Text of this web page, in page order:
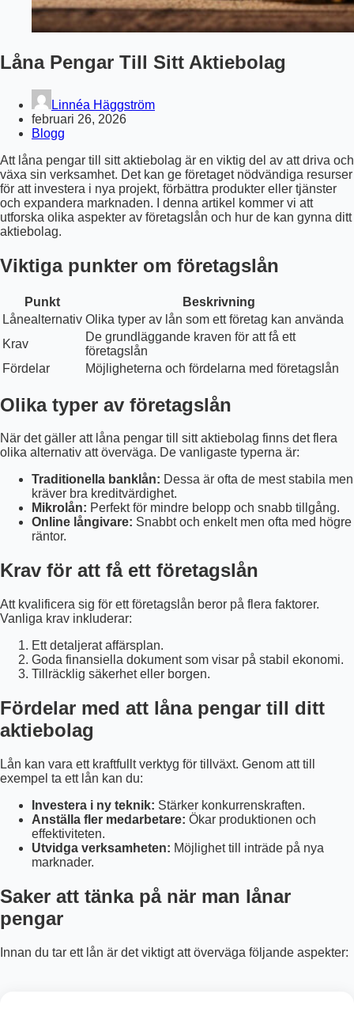
Låna Pengar Till Sitt Aktiebolag
Linnéa Häggström
februari 26, 2026
Blogg
Att låna pengar till sitt aktiebolag är en viktig del av att driva och
växa sin verksamhet. Det kan ge företaget nödvändiga resurser
för att investera i nya projekt, förbättra produkter eller tjänster
och expandera marknaden. I denna artikel kommer vi att
utforska olika aspekter av företagslån och hur de kan gynna ditt
aktiebolag.
Viktiga punkter om företagslån
Punkt
Beskrivning
Lånealternativ Olika typer av lån som ett företag kan använda
Krav
De grundläggande kraven för att få ett
företagslån
Fördelar
Möjligheterna och fördelarna med företagslån
Olika typer av företagslån
När det gäller att låna pengar till sitt aktiebolag finns det flera
olika alternativ att överväga. De vanligaste typerna är:
Traditionella banklån: Dessa är ofta de mest stabila men
kräver bra kreditvärdighet.
Mikrolån: Perfekt för mindre belopp och snabb tillgång.
Online långivare: Snabbt och enkelt men ofta med högre
räntor.
Krav för att få ett företagslån
Att kvalificera sig för ett företagslån beror på flera faktorer.
Vanliga krav inkluderar:
Ett detaljerat affärsplan.
Goda finansiella dokument som visar på stabil ekonomi.
Tillräcklig säkerhet eller borgen.
Fördelar med att låna pengar till ditt
aktiebolag
Lån kan vara ett kraftfullt verktyg för tillväxt. Genom att till
exempel ta ett lån kan du:
Investera i ny teknik: Stärker konkurrenskraften.
Anställa fler medarbetare: Ökar produktionen och
effektiviteten.
Utvidga verksamheten: Möjlighet till inträde på nya
marknader.
Saker att tänka på när man lånar
pengar
Innan du tar ett lån är det viktigt att överväga följande aspekter: